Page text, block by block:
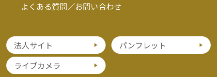
よくある質問／お問い合わせ
法人サイト
パンフレット
ライブカメラ